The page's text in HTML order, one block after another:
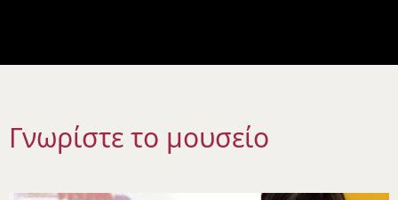
Γνωρίστε το μουσείο